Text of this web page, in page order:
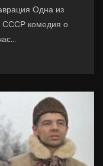
Одна из
комедия о